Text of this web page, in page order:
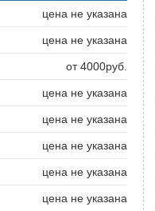
цена не указана
цена не указана
от 4000руб.
цена не указана
цена не указана
цена не указана
цена не указана
цена не указана